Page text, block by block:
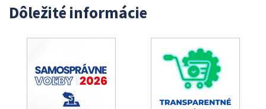
Dôležité informácie